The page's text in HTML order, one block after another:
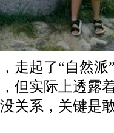
走起了“自然派
但实际上透露
关系，关键是